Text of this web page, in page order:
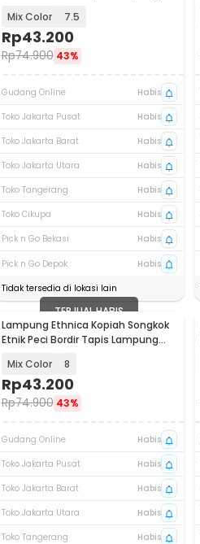
Mix Color 7.5
Rp43.200
Rp74.900 43%
Gudang Online
Habis
Toko Jakarta Pusat
Habis
Toko Jakarta Barat
Habis
Toko Jakarta Utara
Habis
Toko Tangerang
Habis
Toko Cikupa
Habis
Pick n Go Bekasi
Habis
Pick n Go Depok
Habis
Tidak tersedia di lokasi lain
TERJUAL HABIS
Lampung Ethnica Kopiah Songkok
Etnik Peci Bordir Tapis Lampung
Mix Color 8
Rp43.200
Rp74.900 43%
Gudang Online
Habis
Toko Jakarta Pusat
Habis
Toko Jakarta Barat
Habis
Toko Jakarta Utara
Habis
Toko Tangerang
Habis